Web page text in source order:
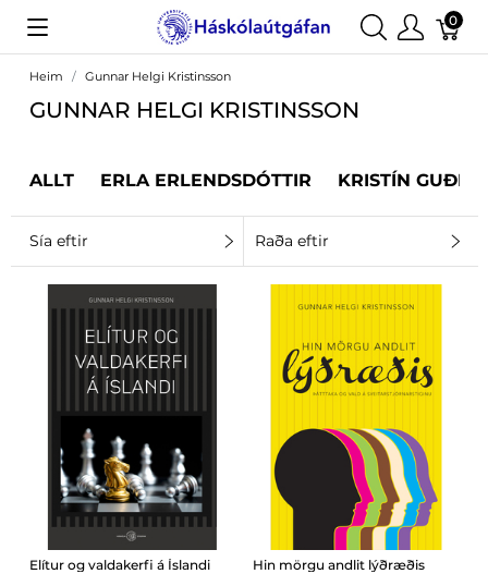
0
Heim Gunnar Helgi Kristinsson
GUNNAR HELGI KRISTINSSON
ALLT ERLA ERLENDSDÓTTIR KRISTÍN
Sía eftir Raða eftir
Elítur og valdakerfi á Íslandi Hin mörgu andlit lýðræðis